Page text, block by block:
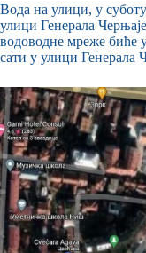
Вода на улици, у
улици Генерала
водоводне мреже биће
сати у улици Генерала